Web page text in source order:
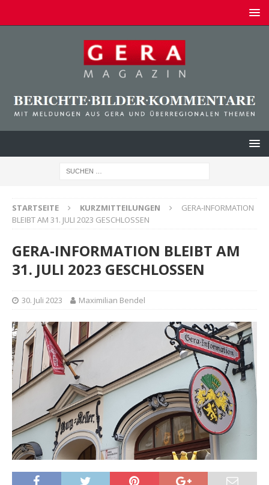
STARTSEITE KURZMITTEILUNGEN
GERA-INFORMATION
BLEIBT AM 31. JULI 2023 GESCHLOSSEN
GERA-INFORMATION BLEIBT AM
31. JULI 2023 GESCHLOSSEN
30. Juli 2023 Maximilian Bendel